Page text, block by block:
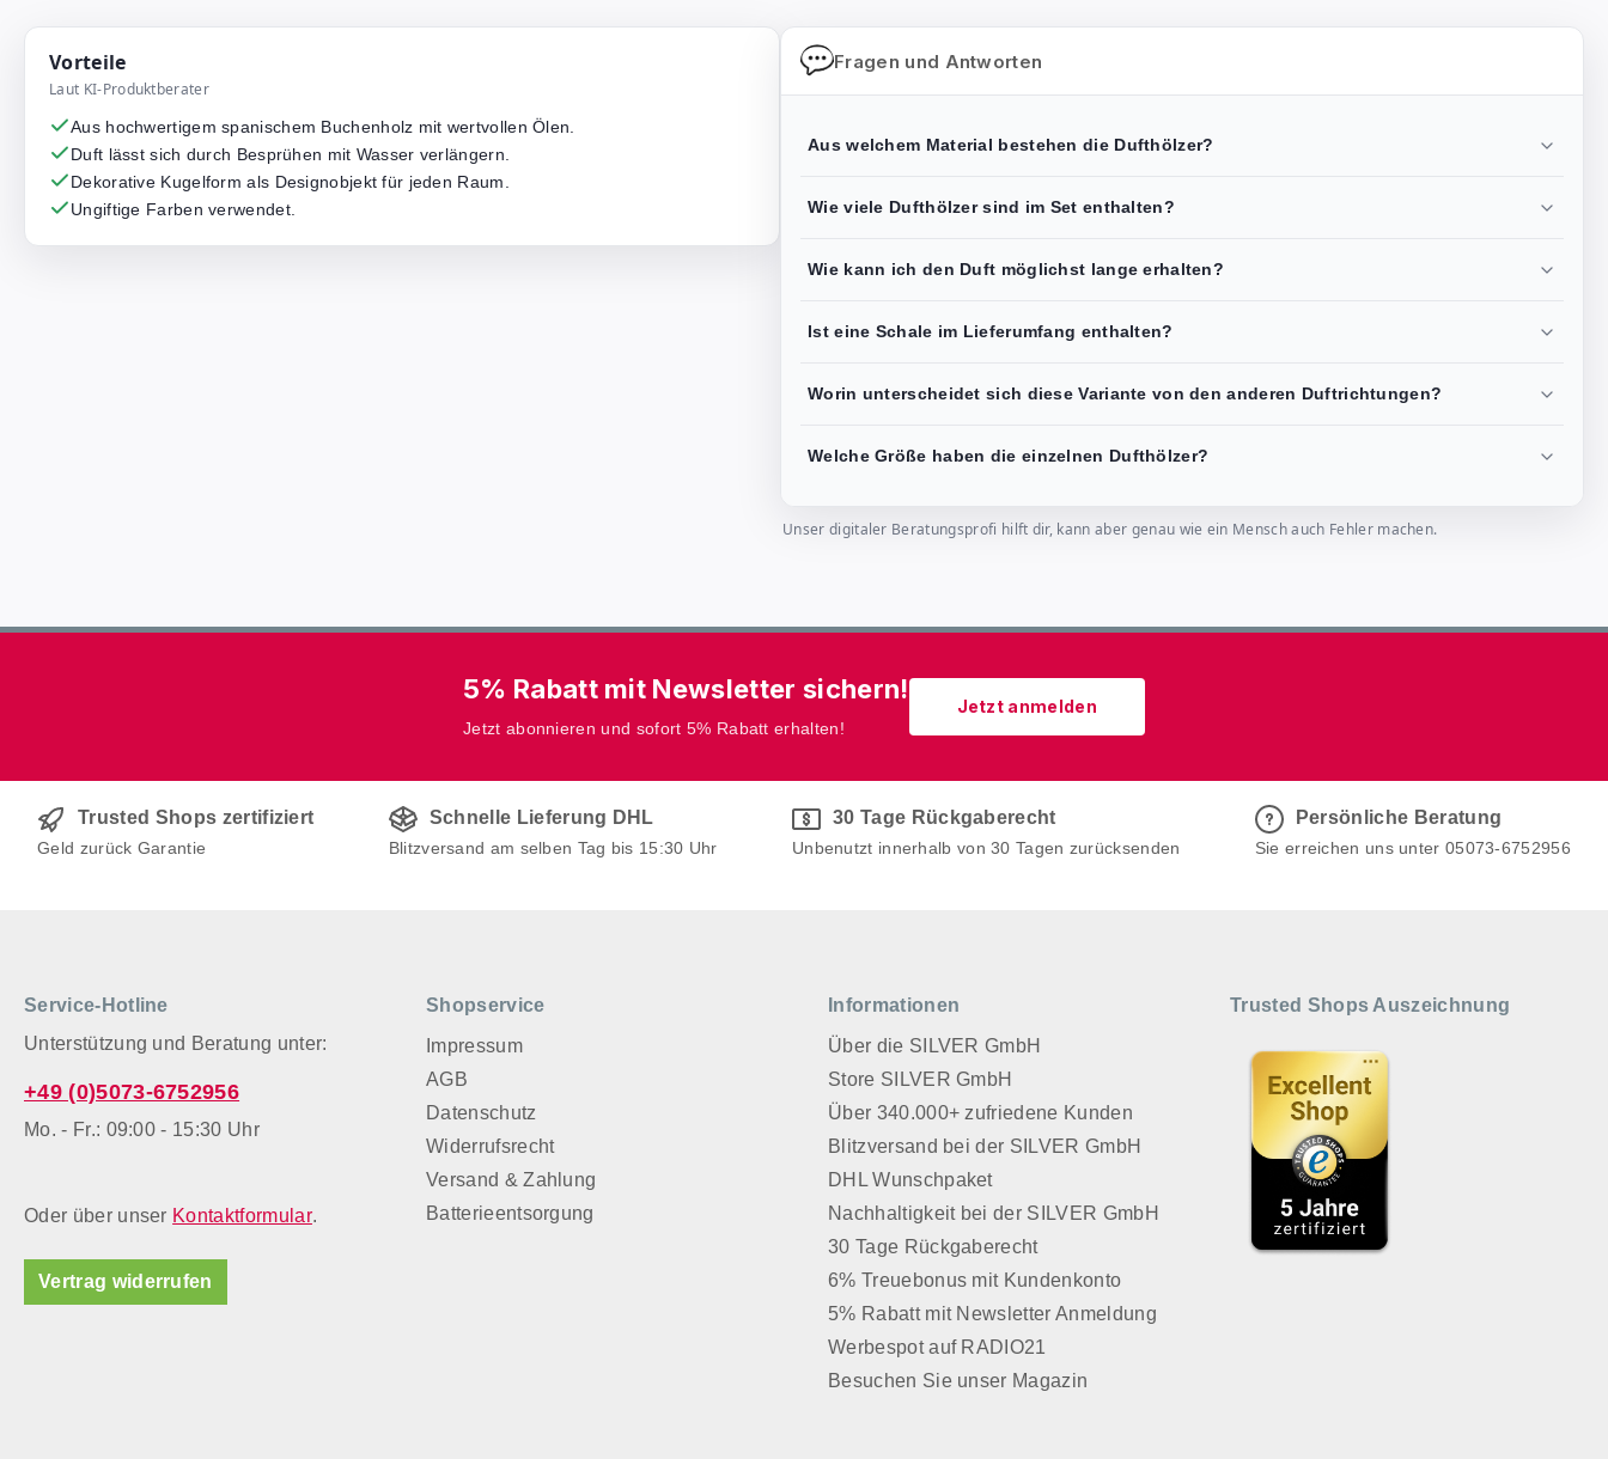
Vorteile
Laut KI-Produktberater
Aus hochwertigem spanischem Buchenholz mit wertvollen Ölen.
Duft lässt sich durch Besprühen mit Wasser verlängern.
Dekorative Kugelform als Designobjekt für jeden Raum.
Ungiftige Farben verwendet.
Fragen und Antworten
Aus welchem Material bestehen die Dufthölzer?
Wie viele Dufthölzer sind im Set enthalten?
Wie kann ich den Duft möglichst lange erhalten?
Ist eine Schale im Lieferumfang enthalten?
Worin unterscheidet sich diese Variante von den anderen Duftrichtungen?
Welche Größe haben die einzelnen Dufthölzer?
Unser digitaler Beratungsprofi hilft dir, kann aber genau wie ein Mensch auch Fehler machen.
5% Rabatt mit Newsletter sichern!
Jetzt abonnieren und sofort 5% Rabatt erhalten!
Jetzt anmelden
Trusted Shops zertifiziert
Geld zurück Garantie
Schnelle Lieferung DHL
Blitzversand am selben Tag bis 15:30 Uhr
30 Tage Rückgaberecht
Unbenutzt innerhalb von 30 Tagen zurücksenden
Persönliche Beratung
Sie erreichen uns unter 05073-6752956
Service-Hotline
Unterstützung und Beratung unter:
+49 (0)5073-6752956
Mo. - Fr.: 09:00 - 15:30 Uhr
Oder über unser Kontaktformular.
Vertrag widerrufen
Shopservice
Impressum
AGB
Datenschutz
Widerrufsrecht
Versand & Zahlung
Batterieentsorgung
Informationen
Über die SILVER GmbH
Store SILVER GmbH
Über 340.000+ zufriedene Kunden
Blitzversand bei der SILVER GmbH
DHL Wunschpaket
Nachhaltigkeit bei der SILVER GmbH
30 Tage Rückgaberecht
6% Treuebonus mit Kundenkonto
5% Rabatt mit Newsletter Anmeldung
Werbespot auf RADIO21
Besuchen Sie unser Magazin
Trusted Shops Auszeichnung